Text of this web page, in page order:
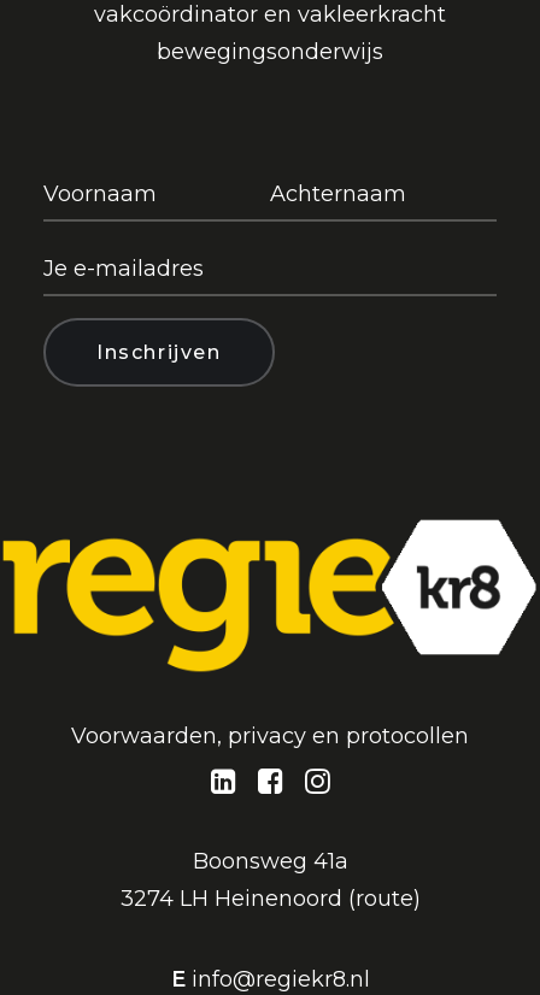
vakcoördinator en vakleerkracht
bewegingsonderwijs
Voorwaarden, privacy en protocollen
Boonsweg 41a
3274 LH Heinenoord (route)
E info@regiekr8.nl